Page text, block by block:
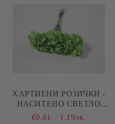
ХАРТИЕНИ РОЗИЧКИ -
НАСИТЕНО СВЕТЛО
ЗЕЛЕНО
€0.61 1.19лв.